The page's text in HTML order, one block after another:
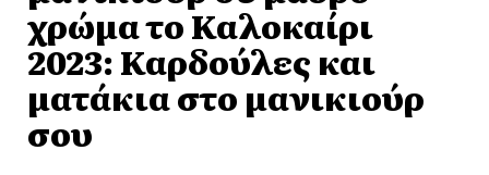
χρώμα το Καλοκαίρι
2023: Καρδούλες και
ματάκια στο μανικιούρ
σου